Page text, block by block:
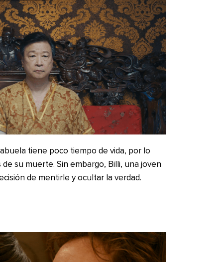
tiene poco tiempo de vida, por lo
su muerte. Sin embargo, Billi, una joven
de mentirle y ocultar la verdad.